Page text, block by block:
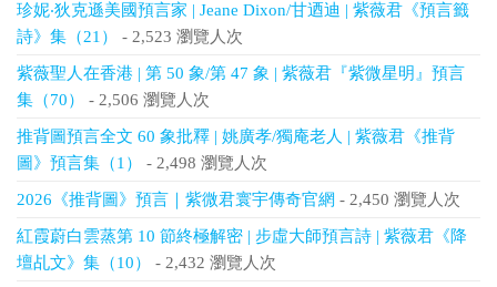
珍妮‧狄克遜美國預言家 | Jeane Dixon/甘迺迪 | 紫薇君《預言籤
詩》集（21）
- 2,523 瀏覽人次
紫薇聖人在香港 | 第 50 象/第 47 象 | 紫薇君『紫微星明』預言
集（70）
- 2,506 瀏覽人次
推背圖預言全文 60 象批釋 | 姚廣孝/獨庵老人 | 紫薇君《推背
圖》預言集（1）
- 2,498 瀏覽人次
2026《推背圖》預言｜紫微君寰宇傳奇官網 - 2,450 瀏覽人次
紅霞蔚白雲蒸第 10 節終極解密 | 步虛大師預言詩 | 紫薇君《降
壇乩文》集（10）
- 2,432 瀏覽人次